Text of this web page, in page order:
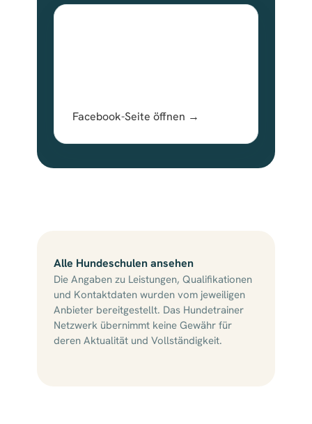
Facebook-Seite öffnen →
Alle Hundeschulen ansehen
Die Angaben zu Leistungen, Qualifikationen
und Kontaktdaten wurden vom jeweiligen
Anbieter bereitgestellt. Das Hundetrainer
Netzwerk übernimmt keine Gewähr für
deren Aktualität und Vollständigkeit.